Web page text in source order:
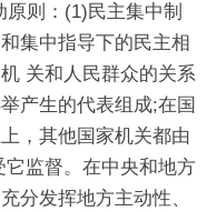
则：(1)民主集中制
集中指导下的民主相
关和人民群众的关系
产生的代表组成;在国
，其他国家机关都由
它监督。在中央和地方
分发挥地方主动性、